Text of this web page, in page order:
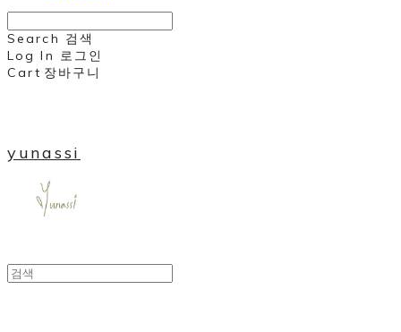
Search 검색
Log In 로그인
Cart 장바구니
yunassi